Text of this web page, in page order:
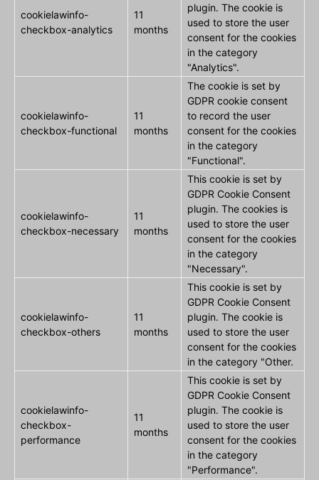
cookielawinfo-
checkbox-analytics
11
months
plugin. The cookie is
used to store the user
consent for the cookies
in the category
"Analytics".
cookielawinfo-
checkbox-functional
11
months
The cookie is set by
GDPR cookie consent
to record the user
consent for the cookies
in the category
"Functional".
cookielawinfo-
checkbox-necessary
11
months
This cookie is set by
GDPR Cookie Consent
plugin. The cookies is
used to store the user
consent for the cookies
in the category
"Necessary".
cookielawinfo-
checkbox-others
11
months
This cookie is set by
GDPR Cookie Consent
plugin. The cookie is
used to store the user
consent for the cookies
in the category "Other.
cookielawinfo-
checkbox-
performance
11
months
This cookie is set by
GDPR Cookie Consent
plugin. The cookie is
used to store the user
consent for the cookies
in the category
"Performance".